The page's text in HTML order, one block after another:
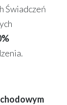
Świadczeń